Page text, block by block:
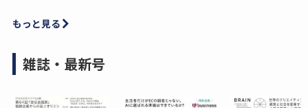
もっと見る
雑誌・最新号